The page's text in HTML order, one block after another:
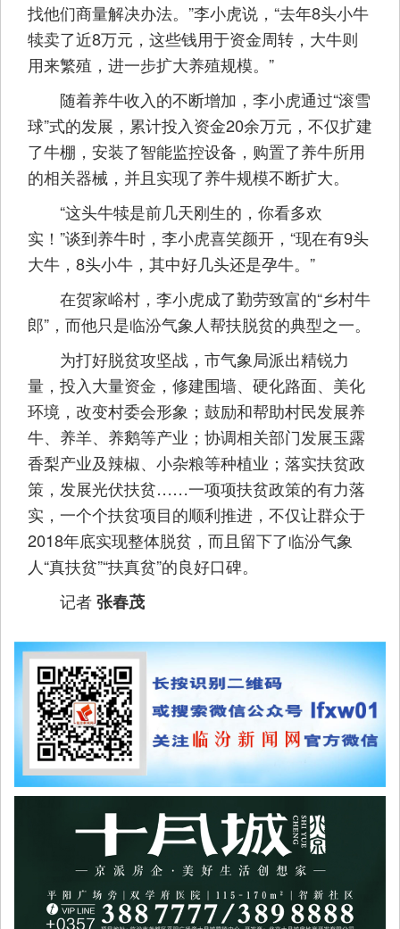
找他们商量解决办法。”李小虎说，“去年8头小牛
犊卖了近8万元，这些钱用于资金周转，大牛则
用来繁殖，进一步扩大养殖规模。”
随着养牛收入的不断增加，李小虎通过“滚雪
球”式的发展，累计投入资金20余万元，不仅扩建
了牛棚，安装了智能监控设备，购置了养牛所用
的相关器械，并且实现了养牛规模不断扩大。
“这头牛犊是前几天刚生的，你看多欢
实！”谈到养牛时，李小虎喜笑颜开，“现在有9头
大牛，8头小牛，其中好几头还是孕牛。”
在贺家峪村，李小虎成了勤劳致富的“乡村牛
郎”，而他只是临汾气象人帮扶脱贫的典型之一。
为打好脱贫攻坚战，市气象局派出精锐力
量，投入大量资金，修建围墙、硬化路面、美化
环境，改变村委会形象；鼓励和帮助村民发展养
牛、养羊、养鹅等产业；协调相关部门发展玉露
香梨产业及辣椒、小杂粮等种植业；落实扶贫政
策，发展光伏扶贫……一项项扶贫政策的有力落
实，一个个扶贫项目的顺利推进，不仅让群众于
2018年底实现整体脱贫，而且留下了临汾气象
人“真扶贫”“扶真贫”的良好口碑。
记者张春茂